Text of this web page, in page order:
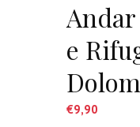
e
€9,90